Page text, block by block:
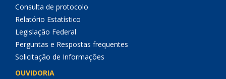
Consulta de protocolo
Relatório Estatístico
Legislação Federal
Perguntas e Respostas frequentes
Solicitação de Informações
OUVIDORIA